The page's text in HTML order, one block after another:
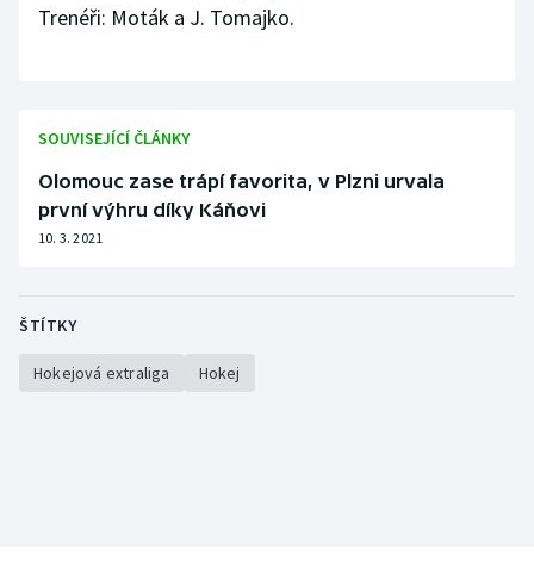
Trenéři: Moták a J. Tomajko.
SOUVISEJÍCÍ ČLÁNKY
Olomouc zase trápí favorita, v Plzni urvala
první výhru díky Káňovi
10. 3. 2021
ŠTÍTKY
Hokejová extraliga Hokej